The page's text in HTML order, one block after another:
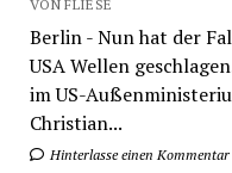
VON FLIESE
Berlin - Nun hat der
USA Wellen
im US-
Christian...
Hinterlasse einen Kommentar